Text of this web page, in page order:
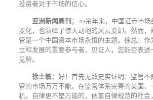
投资者对于市场的信心。
亚洲新闻周刊； 20余年来，中国证券市
变化，也演绎了惊天动地的风云变幻。然而
管是一个中国资本市场永恒的主题。徐总：
立和发展的重要参与者、见证人，您能否表述
见解。
徐士敏：好！首先无数史实证明：监管不
管的市场万万不能。在监管体系完善的美国，
机。自律更不是万能的，依靠自律规范的社会